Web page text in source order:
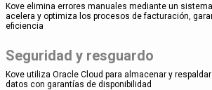
Kove elimina errores manuales mediante un
acelera y optimiza los procesos de facturación,
eficiencia
Seguridad y resguardo
Kove utiliza Oracle Cloud para almacenar y
datos con garantías de disponibilidad